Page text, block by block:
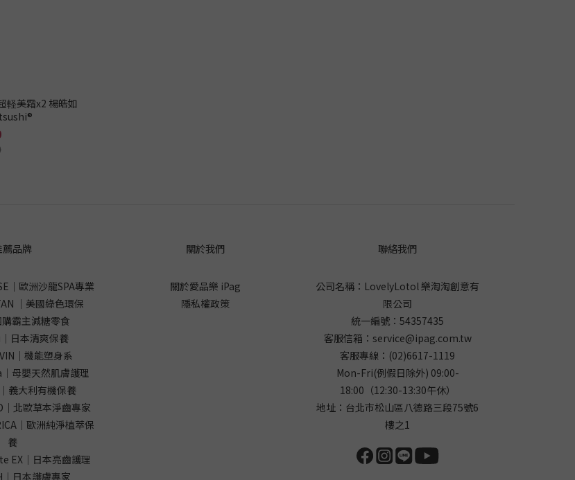
軽美霜x2 楊皓如
薦品牌
｜歐洲沙龍SPA專業
｜美國綠色環保
霸主減糖零食
日本清爽保養
｜機能塑身系
母嬰天然肌膚護理
義大利有機保養
｜北歐草本淨齒專家
｜歐洲純淨植萃保
養
EX｜日本亮齒護理
｜日本護膚專家
關於我們
關於愛品樂 iPag
隱私權政策
聯絡我們
公司名稱：LovelyLotol 樂淘淘創意有
限公司
統一編號：54357435
客服信箱： service@ipag.com.tw
客服專線： (02)6617-1119
Mon-Fri(例假日除外) 09:00-
18:00（12:30-13:30午休）
地址：台北巿松山區八德路三段75號6
樓之1